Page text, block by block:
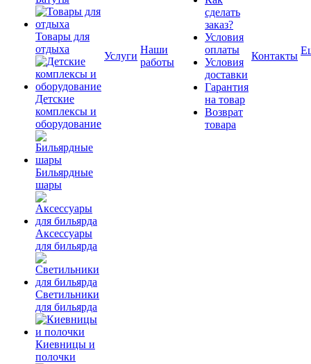
Товары для
отдыха
Детские
комплексы и
оборудование
Бильярдные
шары
Аксессуары
для бильярда
Светильники
для бильярда
Киевницы и
полочки
Услуги
Наши
работы
сделать
заказ?
Условия
оплаты
Условия
доставки
Гарантия
на товар
Возврат
товара
Контакты